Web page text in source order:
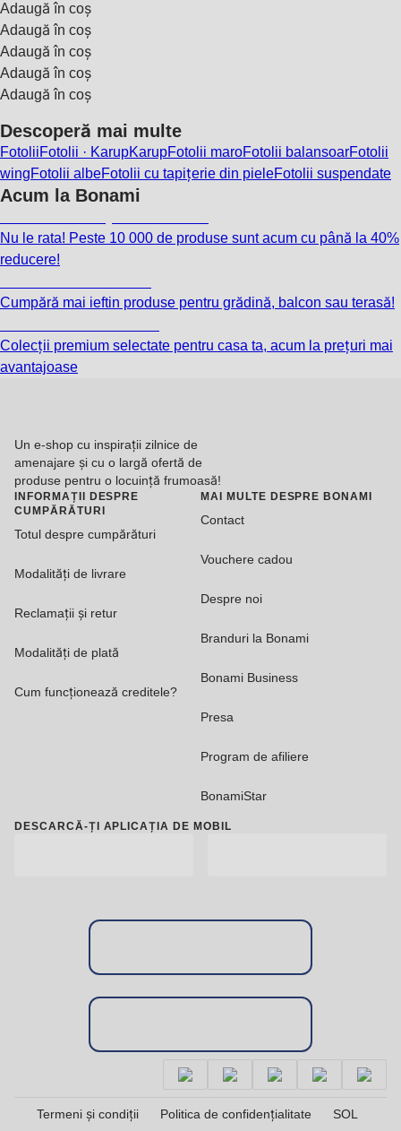
Adaugă în coș
Adaugă în coș
Adaugă în coș
Adaugă în coș
Adaugă în coș
Descoperă mai multe
FotoliiFotolii · KarupKarupFotolii maroFotolii balansoarFotolii
wingFotolii albeFotolii cu tapițerie din pieleFotolii suspendate
Acum la Bonami
Nu le rata! Peste 10 000 de produse sunt acum cu până la 40%
reducere!
Cumpără mai ieftin produse pentru grădină, balcon sau terasă!
Colecții premium selectate pentru casa ta, acum la prețuri mai
avantajoase
Un e-shop cu inspirații zilnice de
amenajare și cu o largă ofertă de
produse pentru o locuință frumoasă!
INFORMAȚII DESPRE
CUMPĂRĂTURI
Totul despre cumpărături
Modalități de livrare
Reclamații și retur
Modalități de plată
Cum funcționează creditele?
MAI MULTE DESPRE BONAMI
Contact
Vouchere cadou
Despre noi
Branduri la Bonami
Bonami Business
Presa
Program de afiliere
BonamiStar
DESCARCĂ-ȚI APLICAȚIA DE MOBIL
Termeni și condiții Politica de confidențialitate SOL